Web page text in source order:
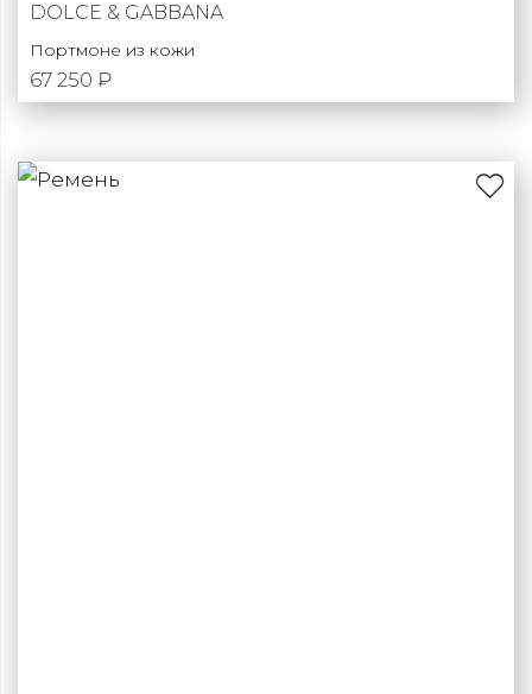
DOLCE & GABBANA
Портмоне из кожи
67 250 ₽